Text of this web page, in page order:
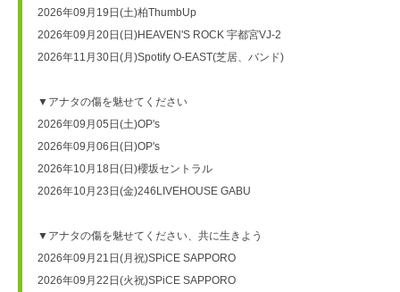
2026年09月19日(土)柏ThumbUp
2026年09月20日(日)HEAVEN'S ROCK 宇都宮VJ-2
2026年11月30日(月)Spotify O-EAST(芝居、バンド)
▼アナタの傷を魅せてください
2026年09月05日(土)OP's
2026年09月06日(日)OP's
2026年10月18日(日)櫻坂セントラル
2026年10月23日(金)246LIVEHOUSE GABU
▼アナタの傷を魅せてください、共に生きよう
2026年09月21日(月祝)SPiCE SAPPORO
2026年09月22日(火祝)SPiCE SAPPORO